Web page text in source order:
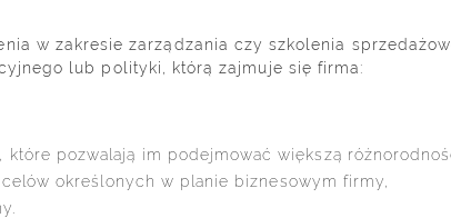
zakresie zarządzania czy szkolenia
lub polityki, którą zajmuje się firma:
pozwalają im podejmować większą
określonych w planie biznesowym firmy,